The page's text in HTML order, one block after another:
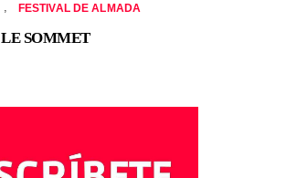
FESTIVAL DE ALMADA
LE SOMMET